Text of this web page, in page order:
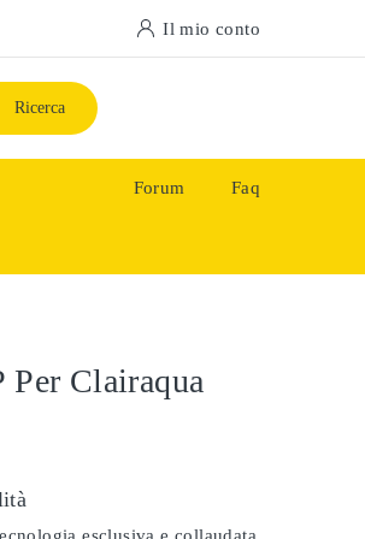
Il mio conto
Ricerca
Forum Faq
Per Clairaqua